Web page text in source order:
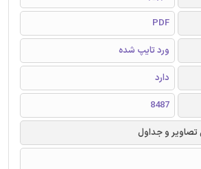
PDF
ورد تایپ شده
دارد
8487
و جداول